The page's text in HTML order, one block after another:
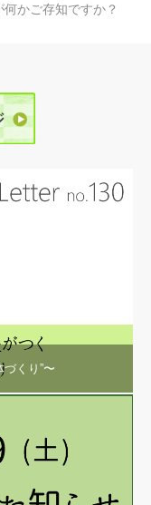
かご存知ですか？
くり”〜